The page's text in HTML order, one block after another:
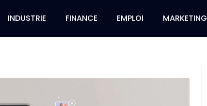
INDUSTRIE FINANCE EMPLOI MARKETING